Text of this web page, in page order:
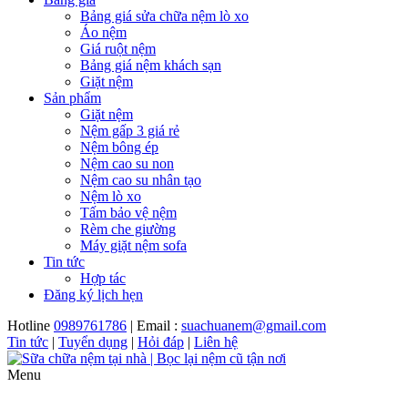
Bảng giá sửa chữa nệm lò xo
Áo nệm
Giá ruột nệm
Bảng giá nệm khách sạn
Giặt nệm
Sản phẩm
Giặt nệm
Nệm gấp 3 giá rẻ
Nệm bông ép
Nệm cao su non
Nệm cao su nhân tạo
Nệm lò xo
Tấm bảo vệ nệm
Rèm che giường
Máy giặt nệm sofa
Tin tức
Hợp tác
Đăng ký lịch hẹn
Hotline 0989761786 | Email : suachuanem@gmail.com
Tin tức | Tuyển dụng | Hỏi đáp | Liên hệ
Menu